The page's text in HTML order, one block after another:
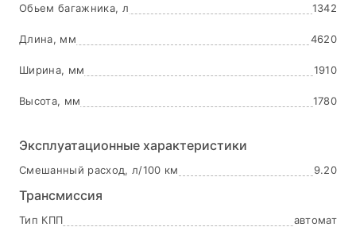
Обьем багажника, л 1342
Длина, мм 4620
Ширина, мм 1910
Высота, мм 1780
Эксплуатационные характеристики
Смешанный расход, л/100 км 9.20
Трансмиссия
Тип КПП автомат